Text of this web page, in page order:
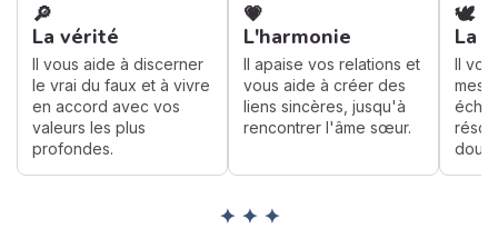
🔎
La vérité
Il vous aide à discerner
le vrai du faux et à vivre
en accord avec vos
valeurs les plus
profondes.
💗
L'harmonie
Il apaise vos relations et
vous aide à créer des
liens sincères, jusqu'à
rencontrer l'âme sœur.
🕊️
La
Il
✦ ✦ ✦